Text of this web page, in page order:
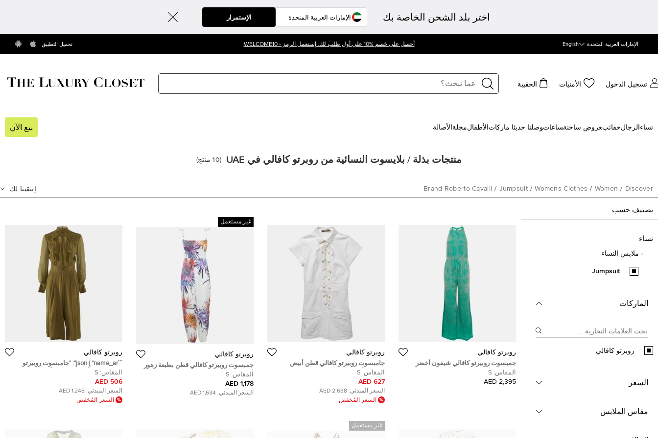
اختر بلد الشحن الخاصة بك الإستمرار
الإمارات العربية المتحدة English أحصل على خصم %10 على أول طلب لك. إستعمل الرمز - WELCOME10 تحميل التطبيق
تسجيل الدخول الأمنيات الحقيبة
نساء الرجالحقائب‍عروض ساخنة‍ساعات‍وصلنا حديثا ‍ ماركات الأطفالمجلة الأصالة بيع الآن
منتجات بذلة / بلايسوت النسائية من روبرتو كافالي في UAE (
10 منتج)
Discover
/
Women
/
Womens Clothes
/
Jumpsuit
/
Brand Roberto Cavalli إنتقينا لك
تصنيف حسب
نساء
ملابس النساء
Jumpsuit
الماركات
روبرتو كافالي
السعر
مقاس الملابس
روبرتو كافالي
جمبسوت روبيرتو كافالي شيفون أخضر
مزين بحمالة عنق مقاس صغير - سمول
المقاس: S
2,395 AED
روبرتو كافالي
جامبسوت روبيرتو كافالي قطن أبيض
بتصميم أربطة مقاس صغير - سمول
المقاس: S
627 AED
السعر المبدئي: 2,638 AED
السعر المُخفض
غير مستعمل
روبرتو كافالي
جمبسوت روبيرتو كافالي قطن بطبعة زهور
أبيض وتفاصيل سموك مقاس صغير - سمول
المقاس: S
1,178 AED
السعر المبدئي: 1,634 AED
روبرتو كافالي
```json { "name_ar": "جامبسوت روبيرتو
كافالي حرير أخضر زيتوني بأرجل واسعة
مقاس صغير - سمول" } ```
المقاس: S
506 AED
السعر المبدئي: 1,248 AED
السعر المُخفض
غير مستعمل